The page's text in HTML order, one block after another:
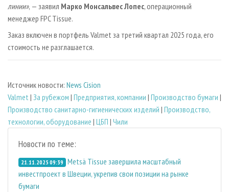
линии», — заявил Марко Монсальвес Лопес, операционный
менеджер FPC Tissue.
Заказ включен в портфель Valmet за третий квартал 2025 года, его
стоимость не разглашается.
Источник новости: News Cision
Valmet | За рубежом | Предприятия, компании | Производство бумаги |
Производство санитарно-гигиенических изделий | Производство,
технологии, оборудование | ЦБП | Чили
Новости по теме:
21.11.2025 09:39 Metsä Tissue завершила масштабный
инвестпроект в Швеции, укрепив свои позиции на рынке
бумаги